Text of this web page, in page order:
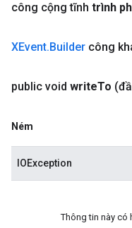
công cộng tĩnh trình
XEvent.Builder công
public void writeTo
Ném
IOException
Thông tin này có